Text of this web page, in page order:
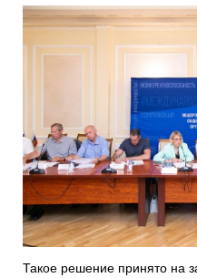
Такое решение принято на